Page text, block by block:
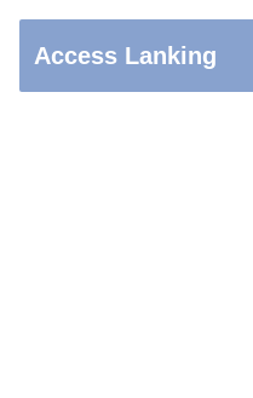
Access Lanking